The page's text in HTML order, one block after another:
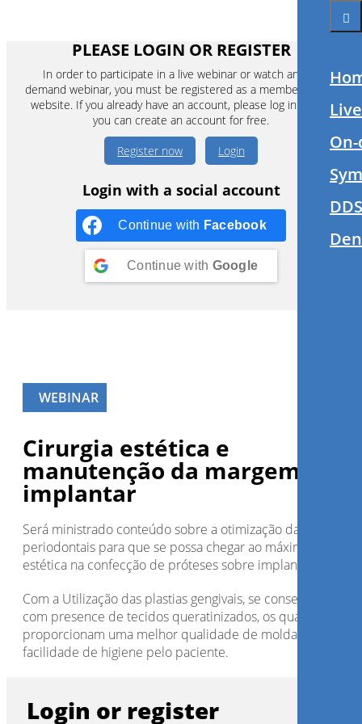
PLEASE LOGIN OR REGISTER
In order to participate in a live webinar or watch an on-
demand webinar, you must be registered as a member of this
website. If you already have an account, please log in. If not,
you can create an account for free.
Register now
Login
Login with a social account
Continue with Facebook
Continue with Google
WEBINAR
Cirurgia estética e
manutenção da margem peri-
implantar
Será ministrado conteúdo sobre a otimização das cirurgias
periodontais para que se possa chegar ao máximo em
estética na confecção de próteses sobre implantes.
Com a Utilização das plastias gengivais, se consegue áreas
com presence de tecidos queratinizados, os quais
proporcionam uma melhor qualidade de moldagens e
facilidade de higiene pelo paciente.
Login or register